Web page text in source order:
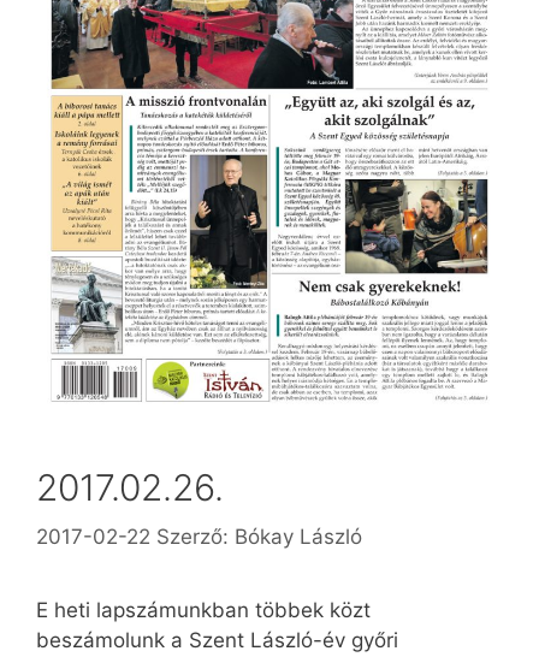
2017.02.26.
2017-02-22 Szerző: Bókay László
E heti lapszámunkban többek közt
beszámolunk a Szent László-év győri